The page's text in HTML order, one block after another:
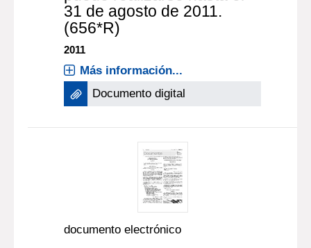
31 de agosto de 2011.
(656*R)
2011
Más información...
Documento digital
documento electrónico